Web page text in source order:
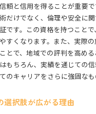
頼と信用を得ることが重要
だけでなく、倫理や安全に
です。この資格を持つこと
すくなります。また、実際
とで、地域での評判を高め
もちろん、実績を通じての
のキャリアをさらに強固なも
選択肢が広がる理由